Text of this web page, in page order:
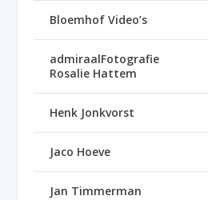
Bloemhof Video’s
admiraalFotografie
Rosalie Hattem
Henk Jonkvorst
Jaco Hoeve
Jan Timmerman